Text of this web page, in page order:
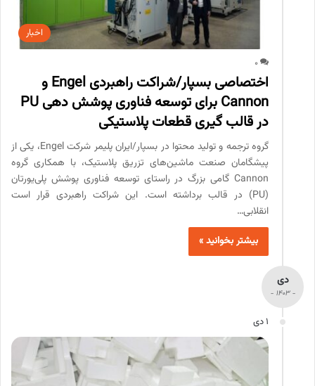
اخبار
0
اختصاصی بسپار/شراکت راهبردی Engel و
Cannon برای توسعه فناوری پوشش دهی PU
در قالب گیری قطعات پلاستیکی
گروه ترجمه و تولید محتوا در بسپار/ایران پلیمر شرکت Engel، یکی از
پیشگامان صنعت ماشین‌های تزریق پلاستیک، با همکاری گروه
Cannon گامی بزرگ در راستای توسعه فناوری پوشش پلی‌یورتان
(PU) در قالب برداشته است. این شراکت راهبردی قرار است
انقلابی…
بیشتر بخوانید »
دی
- 1403 -
1 دی